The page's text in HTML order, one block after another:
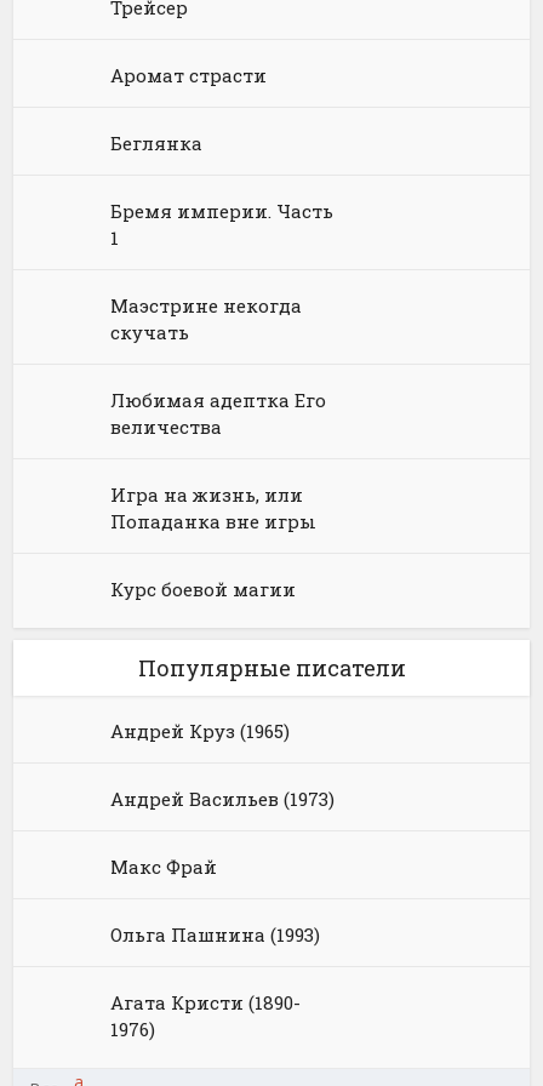
Языкознание
Социальная фантастика
Юмористическая фантастика
Ужасы и Мистика
Фэнтези про драконов
Трейсер
Аромат страсти
Беглянка
Бремя империи. Часть
1
Маэстрине некогда
скучать
Любимая адептка Его
величества
Игра на жизнь, или
Попаданка вне игры
Курс боевой магии
Популярные писатели
Андрей Круз (1965)
Андрей Васильев (1973)
Макс Фрай
Ольга Пашнина (1993)
Агата Кристи (1890-
1976)